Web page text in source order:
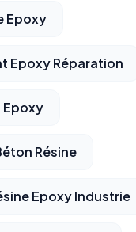
Epoxy
Epoxy Réparation
Epoxy
Résine
Epoxy Industrie